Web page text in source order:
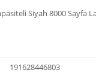
Siyah 8000 Sayfa
191628446803